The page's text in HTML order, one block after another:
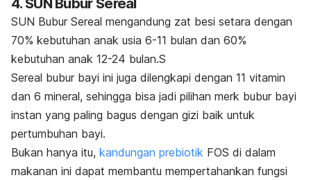
4. SUN Bubur Sereal
SUN Bubur Sereal mengandung zat besi setara dengan
70% kebutuhan anak usia 6-11 bulan dan 60%
kebutuhan anak 12-24 bulan.S
Sereal bubur bayi ini juga dilengkapi dengan 11 vitamin
dan 6 mineral, sehingga bisa jadi pilihan merk bubur bayi
instan yang paling bagus dengan gizi baik untuk
pertumbuhan bayi.
Bukan hanya itu, kandungan prebiotik FOS di dalam
makanan ini dapat membantu mempertahankan fungsi